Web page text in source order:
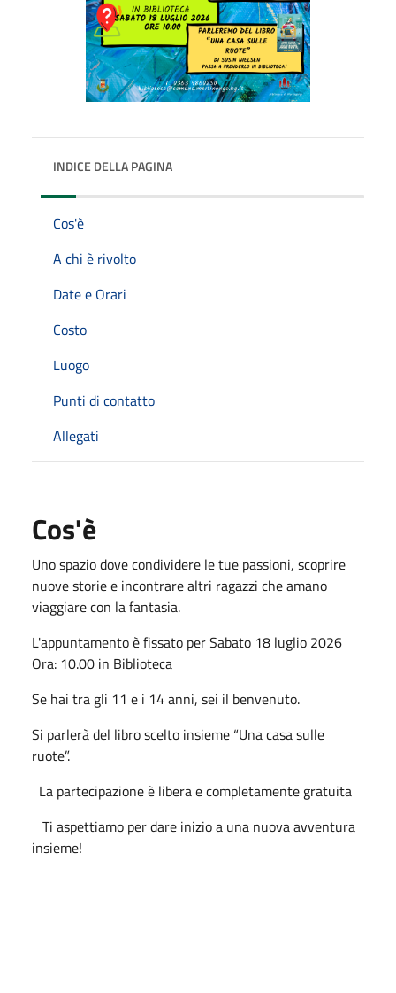
INDICE DELLA PAGINA
Cos'è
A chi è rivolto
Date e Orari
Costo
Luogo
Punti di contatto
Allegati
Cos'è
Uno spazio dove condividere le tue passioni, scoprire
nuove storie e incontrare altri ragazzi che amano
viaggiare con la fantasia.
L'appuntamento è fissato per Sabato 18 luglio 2026
Ora: 10.00 in Biblioteca
Se hai tra gli 11 e i 14 anni, sei il benvenuto.
Si parlerà del libro scelto insieme “Una casa sulle
ruote”.
La partecipazione è libera e completamente gratuita
Ti aspettiamo per dare inizio a una nuova avventura
insieme!